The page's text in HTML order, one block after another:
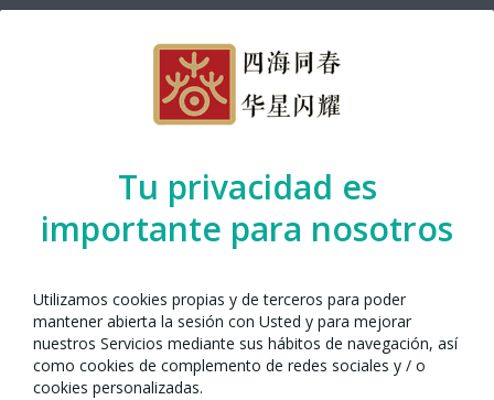
Tu privacidad es
importante para nosotros
Utilizamos cookies propias y de terceros para poder
mantener abierta la sesión con Usted y para mejorar
nuestros Servicios mediante sus hábitos de navegación, así
como cookies de complemento de redes sociales y / o
cookies personalizadas.
Año Nuevo Chino con Barcelona 2021